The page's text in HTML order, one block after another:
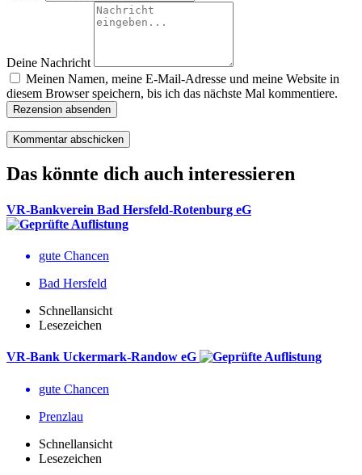
Deine Nachricht
Meinen Namen, meine E-Mail-Adresse und meine Website in
diesem Browser speichern, bis ich das nächste Mal kommentiere.
Rezension absenden
Das könnte dich auch interessieren
VR-Bankverein Bad Hersfeld-Rotenburg eG
gute Chancen
Bad Hersfeld
Schnellansicht
Lesezeichen
VR-Bank Uckermark-Randow eG
gute Chancen
Prenzlau
Schnellansicht
Lesezeichen